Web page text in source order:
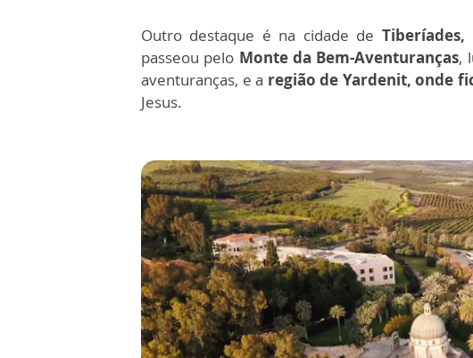
Outro destaque é na cidade de
passeou pelo Monte da Bem-Aventuranças,
aventuranças, e a região de Yardenit, onde
Jesus.